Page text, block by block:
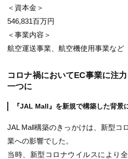
＜資本金＞
546,831百万円
＜事業内容＞
航空運送事業、航空機使用事業など
コロナ禍においてEC事業に注
一つに
『JAL Mall』を新規で構築した背景
JAL Mall構築のきっかけは、新型コ
業への影響でした。
当時、新型コロナウイルスにより